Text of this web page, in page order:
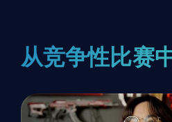
从竞争性比赛